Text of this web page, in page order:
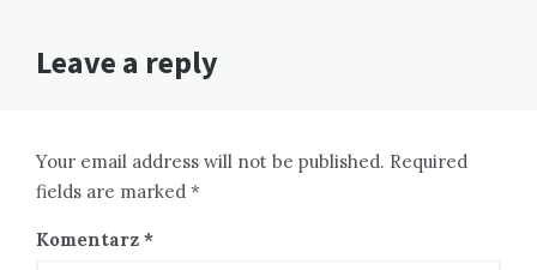
Leave a reply
Your email address will not be published. Required
fields are marked *
Komentarz *